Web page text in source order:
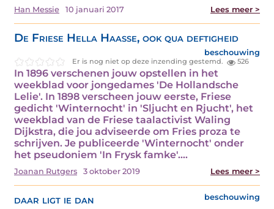
Han Messie 10 januari 2017 Lees meer >
De Friese Hella Haasse, ook qua deftigheid
beschouwing
Er is nog niet op deze inzending gestemd. 526
In 1896 verschenen jouw opstellen in het
weekblad voor jongedames 'De Hollandsche
Lelie'. In 1898 verscheen jouw eerste, Friese
gedicht 'Winternocht' in 'Sljucht en Rjucht', het
weekblad van de Friese taalactivist Waling
Dijkstra, die jou adviseerde om Fries proza te
schrijven. Je publiceerde 'Winternocht' onder
het pseudoniem 'In Frysk famke'.…
Joanan Rutgers 3 oktober 2019 Lees meer >
daar ligt ie dan beschouwing